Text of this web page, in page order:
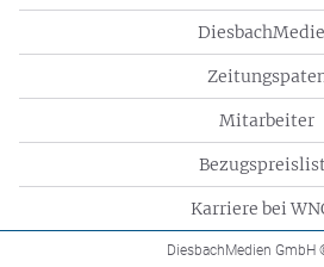
Mitarbeiter
Karriere bei
DiesbachMedien GmbH